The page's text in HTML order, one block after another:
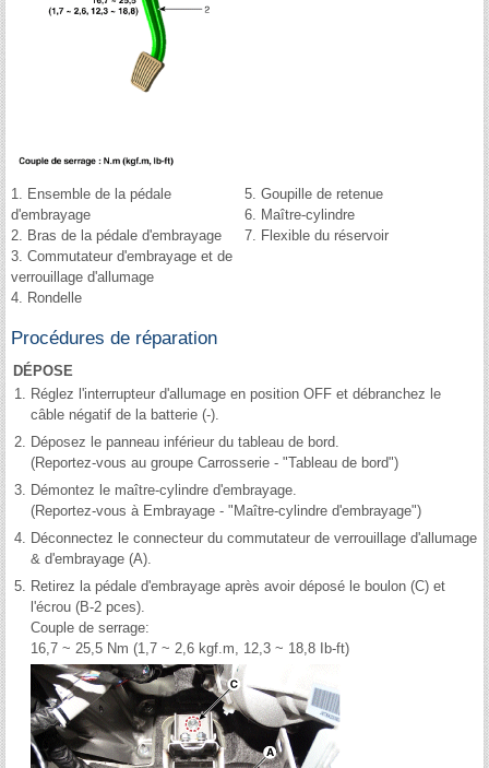
1. Ensemble de la pédale
d'embrayage
2. Bras de la pédale d'embrayage
3. Commutateur d'embrayage et de
verrouillage d'allumage
4. Rondelle
5. Goupille de retenue
6. Maître-cylindre
7. Flexible du réservoir
Procédures de réparation
DÉPOSE
1.
Réglez l'interrupteur d'allumage en position OFF et débranchez le
câble négatif de la batterie (-).
2. Déposez le panneau inférieur du tableau de bord.
(Reportez-vous au groupe Carrosserie - "Tableau de bord")
3. Démontez le maître-cylindre d'embrayage.
(Reportez-vous à Embrayage - "Maître-cylindre d'embrayage")
4. Déconnectez le connecteur du commutateur de verrouillage d'allumage
& d'embrayage (A).
5. Retirez la pédale d'embrayage après avoir déposé le boulon (C) et
l'écrou (B-2 pces).
Couple de serrage:
16,7 ~ 25,5 Nm (1,7 ~ 2,6 kgf.m, 12,3 ~ 18,8 Ib-ft)